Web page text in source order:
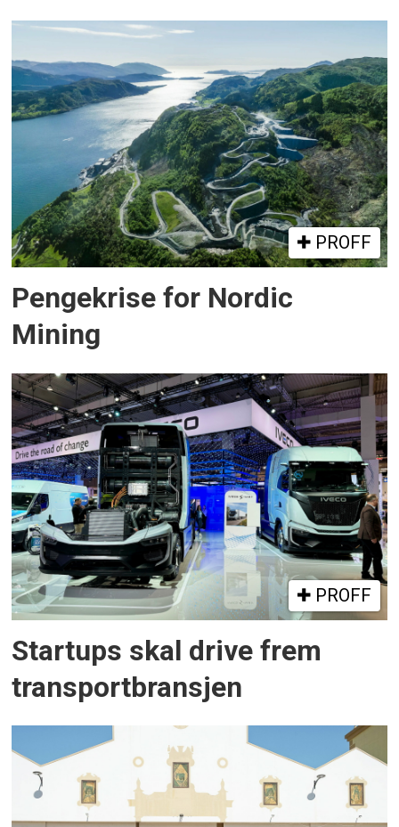
PROFF
Pengekrise for Nordic
Mining
PROFF
Startups skal drive frem
transportbransjen